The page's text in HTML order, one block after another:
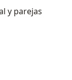
y parejas